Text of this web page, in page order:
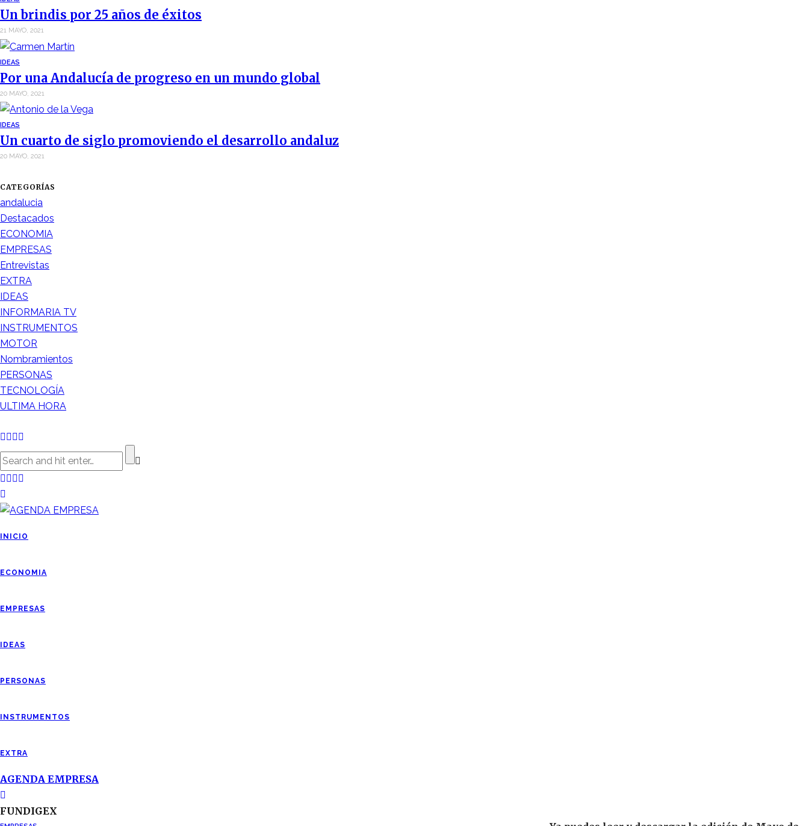
Un brindis por 25 años de éxitos
21 MAYO, 2021
IDEAS
Por una Andalucía de progreso en un mundo global
20 MAYO, 2021
IDEAS
Un cuarto de siglo promoviendo el desarrollo andaluz
20 MAYO, 2021
CATEGORÍAS
andalucia
Destacados
ECONOMIA
EMPRESAS
Entrevistas
EXTRA
IDEAS
INFORMARIA TV
INSTRUMENTOS
MOTOR
Nombramientos
PERSONAS
TECNOLOGÍA
ULTIMA HORA
INICIO
ECONOMIA
EMPRESAS
IDEAS
PERSONAS
INSTRUMENTOS
EXTRA
AGENDA EMPRESA
FUNDIGEX